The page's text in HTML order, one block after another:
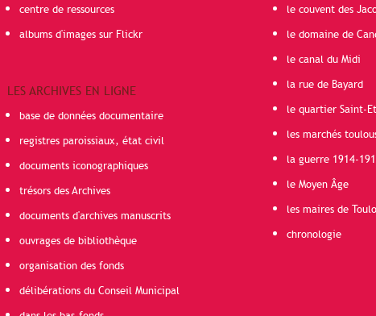
centre de ressources
albums d'images sur Flickr
LES ARCHIVES EN LIGNE
base de données documentaire
registres paroissiaux, état civil
documents iconographiques
trésors des Archives
documents d'archives manuscrits
ouvrages de bibliothèque
organisation des fonds
délibérations du Conseil Municipal
le couvent des
le domaine de
le canal du Midi
la rue de Bayard
le quartier Saint-
les marchés
la guerre 1914-
le Moyen Âge
les maires de
chronologie